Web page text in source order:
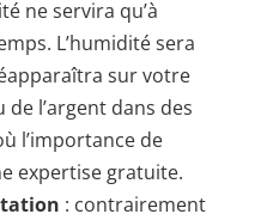
ne servira qu’à
L’humidité sera
sur votre
l’argent dans des
l’importance de
expertise gratuite.
: contrairement